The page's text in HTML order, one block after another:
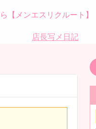
【メンエスリクルート】
店長写メ日記